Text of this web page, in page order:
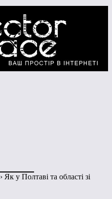
› Як у Полтаві та області зі